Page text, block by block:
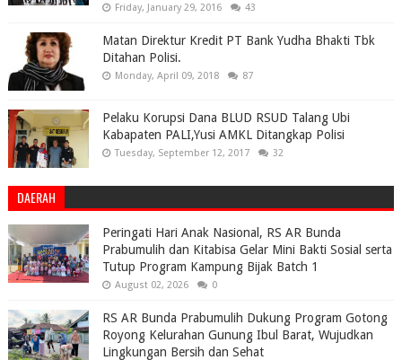
Friday, January 29, 2016 43
Matan Direktur Kredit PT Bank Yudha Bhakti Tbk
Ditahan Polisi.
Monday, April 09, 2018 87
Pelaku Korupsi Dana BLUD RSUD Talang Ubi
Kabapaten PALI,Yusi AMKL Ditangkap Polisi
Tuesday, September 12, 2017 32
DAERAH
Peringati Hari Anak Nasional, RS AR Bunda
Prabumulih dan Kitabisa Gelar Mini Bakti Sosial serta
Tutup Program Kampung Bijak Batch 1
August 02, 2026 0
RS AR Bunda Prabumulih Dukung Program Gotong
Royong Kelurahan Gunung Ibul Barat, Wujudkan
Lingkungan Bersih dan Sehat